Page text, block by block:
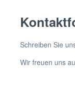
Schreiben Sie
Wir freuen uns